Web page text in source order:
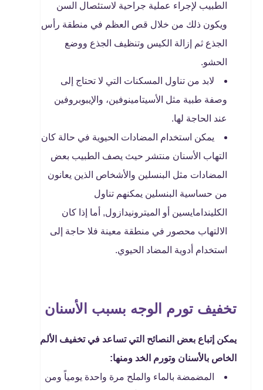
الطبيب لإجراء عملية جراحية لاستئصال السن
ويكون ذلك من خلال قص العظم في منطقة رأس
الجذع ثم إزالة الكيس وتنظيف الجذع ووضع
الحشو.
لابد من تناول المسكنات التي لا تحتاج إلى
وصفة طبية مثل الأسيتامينوفين، والإيبوبروفين
عند الحاجة لها.
يمكن استخدام المضادات الحيوية في حالة كان
التهاب الأسنان منتشر حيث يصف الطبيب بعض
المضادات مثل البنسلين والأشخاص الذين يعانون
من حساسية البنسلين يمكنهم تناول
الكليندامايسين أو الميترونيدازول, أما إذا كان
الالتهاب محصور في منطقة معينة فلا حاجة إلى
استخدام أدوية المضاد الحيوي.
تخفيف تورم الوجه بسبب الأسنان
يمكن إتباع بعض النصائح التي تساعد في تخفيف الألم
الخاص بالأسنان وتورم الخد ومنها:
المضمضة بالماء والملح مرة واحدة يومياً ومن